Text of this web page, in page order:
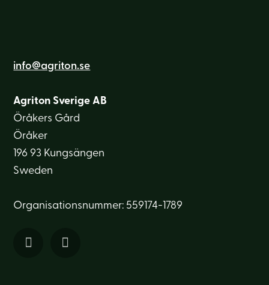
info@agriton.se
Agriton Sverige AB
Öråkers Gård
Öråker
196 93 Kungsängen
Sweden
Organisationsnummer: 559174-1789